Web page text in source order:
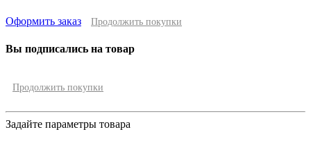
Оформить заказ Продолжить покупки
Вы подписались на товар
Продолжить покупки
Задайте параметры товара